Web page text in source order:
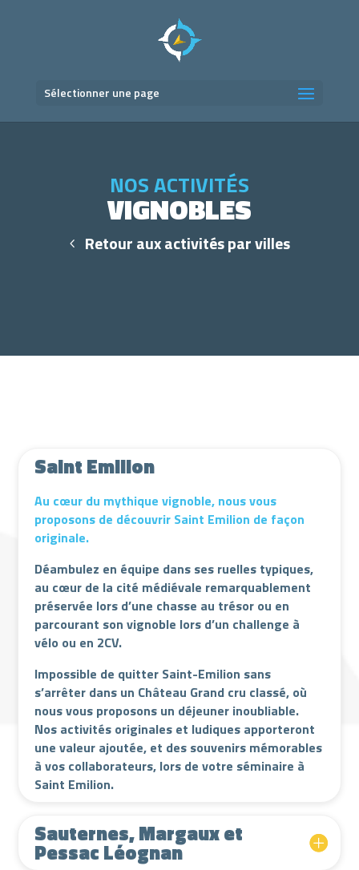
Sélectionner une page
NOS ACTIVITÉS
VIGNOBLES
Retour aux activités par villes
Saint Emilion
Au cœur du mythique vignoble, nous vous
proposons de découvrir Saint Emilion de façon
originale.
Déambulez en équipe dans ses ruelles typiques,
au cœur de la cité médiévale remarquablement
préservée lors d’une chasse au trésor ou en
parcourant son vignoble lors d’un challenge à
vélo ou en 2CV.
Impossible de quitter Saint-Emilion sans
s’arrêter dans un Château Grand cru classé, où
nous vous proposons un déjeuner inoubliable.
Nos activités originales et ludiques apporteront
une valeur ajoutée, et des souvenirs mémorables
à vos collaborateurs, lors de votre séminaire à
Saint Emilion.
Sauternes, Margaux et
Pessac Léognan